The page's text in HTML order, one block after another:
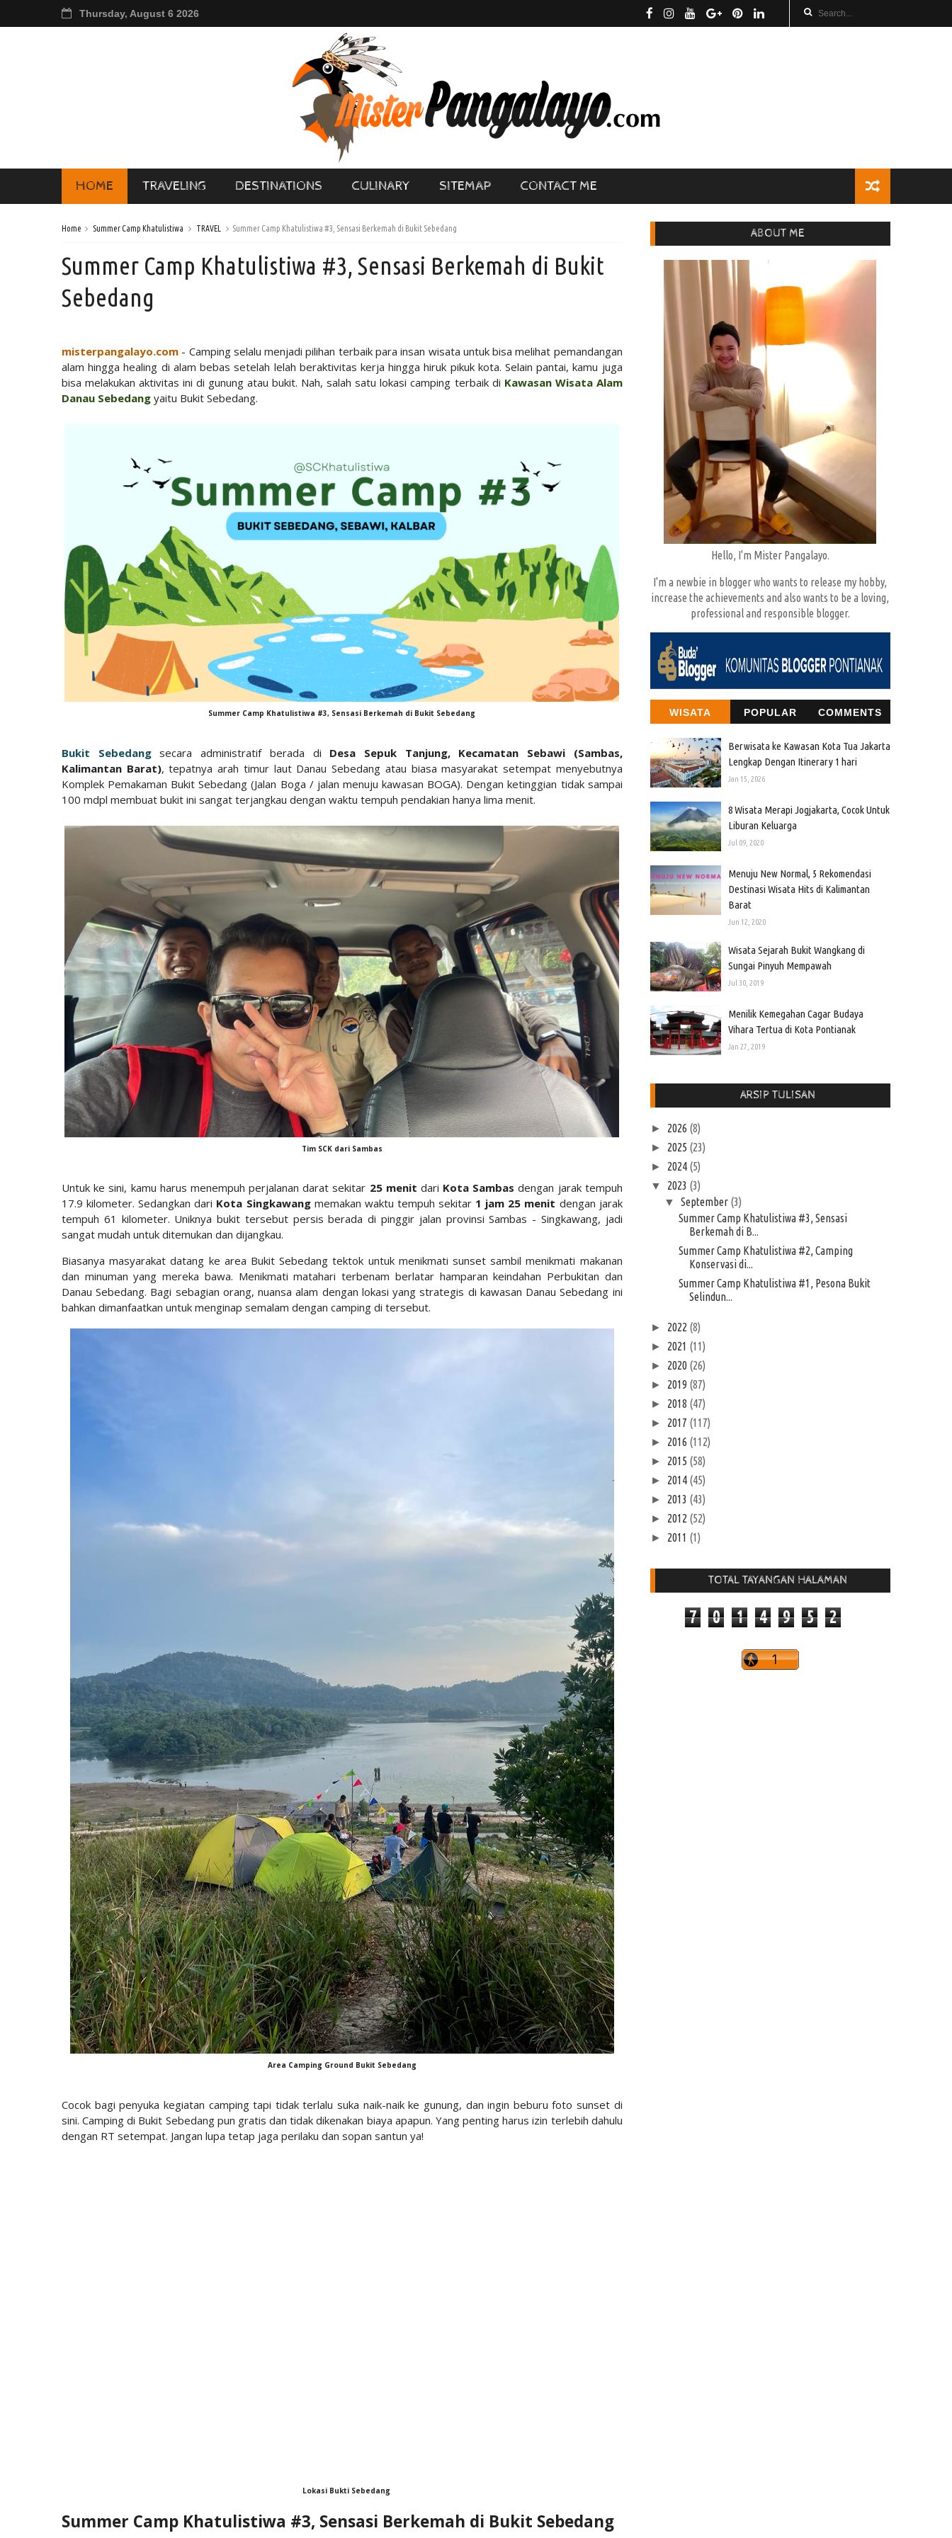
Thursday, August 6 2026
HOME TRAVELING DESTINATIONS CULINARY SITEMAP CONTACT ME
Home Summer Camp Khatulistiwa TRAVEL Summer Camp Khatulistiwa #3, Sensasi Berkemah di Bukit Sebedang
Summer Camp Khatulistiwa #3, Sensasi Berkemah di Bukit
Sebedang
misterpangalayo.com - Camping selalu menjadi pilihan terbaik para insan wisata untuk bisa melihat pemandangan
alam hingga healing di alam bebas setelah lelah beraktivitas kerja hingga hiruk pikuk kota. Selain pantai, kamu juga
bisa melakukan aktivitas ini di gunung atau bukit. Nah, salah satu lokasi camping terbaik di Kawasan Wisata Alam
Danau Sebedang yaitu Bukit Sebedang.
Summer Camp Khatulistiwa #3, Sensasi Berkemah di Bukit Sebedang
Bukit Sebedangsecara administratif berada di Desa Sepuk Tanjung, Kecamatan Sebawi (Sambas,
Kalimantan Barat), tepatnya arah timur laut Danau Sebedang atau biasa masyarakat setempat menyebutnya
Komplek Pemakaman Bukit Sebedang (Jalan Boga / jalan menuju kawasan BOGA). Dengan ketinggian tidak sampai
100 mdpl membuat bukit ini sangat terjangkau dengan waktu tempuh pendakian hanya lima menit.
Tim SCK dari Sambas
Untuk ke sini, kamu harus menempuh perjalanan darat sekitar 25 menit dari Kota Sambas dengan jarak tempuh
17.9 kilometer. Sedangkan dari Kota Singkawangmemakan waktu tempuh sekitar 1 jam 25 menit dengan jarak
tempuh 61 kilometer. Uniknya bukit tersebut persis berada di pinggir jalan provinsi Sambas - Singkawang, jadi
sangat mudah untuk ditemukan dan dijangkau.
Biasanya masyarakat datang ke area Bukit Sebedang tektok untuk menikmati sunset sambil menikmati makanan
dan minuman yang mereka bawa. Menikmati matahari terbenam berlatar hamparan keindahan Perbukitan dan
Danau Sebedang. Bagi sebagian orang, nuansa alam dengan lokasi yang strategis di kawasan Danau Sebedang ini
bahkan dimanfaatkan untuk menginap semalam dengan camping di tersebut.
Area Camping Ground Bukit Sebedang
Cocok bagi penyuka kegiatan camping tapi tidak terlalu suka naik-naik ke gunung, dan ingin beburu foto sunset di
sini. Camping di Bukit Sebedang pun gratis dan tidak dikenakan biaya apapun. Yang penting harus izin terlebih dahulu
dengan RT setempat. Jangan lupa tetap jaga perilaku dan sopan santun ya!
Lokasi Bukti Sebedang
Summer Camp Khatulistiwa #3, Sensasi Berkemah di Bukit Sebedang
ABOUT ME
Hello, I'm Mister Pangalayo.
I'm a newbie in blogger who wants to release my hobby,
increase the achievements and also wants to be a loving,
professional and responsible blogger.
WISATA POPULAR COMMENTS
Berwisata ke Kawasan Kota Tua Jakarta
Lengkap Dengan Itinerary 1 hari
Jan 15, 2026
8 Wisata Merapi Jogjakarta, Cocok Untuk
Liburan Keluarga
Jul 09, 2020
Menuju New Normal, 5 Rekomendasi
Destinasi Wisata Hits di Kalimantan
Barat
Jun 12, 2020
Wisata Sejarah Bukit Wangkang di
Sungai Pinyuh Mempawah
Jul 30, 2019
Menilik Kemegahan Cagar Budaya
Vihara Tertua di Kota Pontianak
Jan 27, 2019
ARSIP TULISAN
► 2026 (8)
► 2025 (23)
► 2024 (5)
▼ 2023 (3)
▼ September (3)
Summer Camp Khatulistiwa #3, Sensasi
Berkemah di B...
Summer Camp Khatulistiwa #2, Camping
Konservasi di...
Summer Camp Khatulistiwa #1, Pesona Bukit
Selindun...
► 2022 (8)
► 2021 (11)
► 2020 (26)
► 2019 (87)
► 2018 (47)
► 2017 (117)
► 2016 (112)
► 2015 (58)
► 2014 (45)
► 2013 (43)
► 2012 (52)
► 2011 (1)
TOTAL TAYANGAN HALAMAN
7 0 1 4 9 5 2